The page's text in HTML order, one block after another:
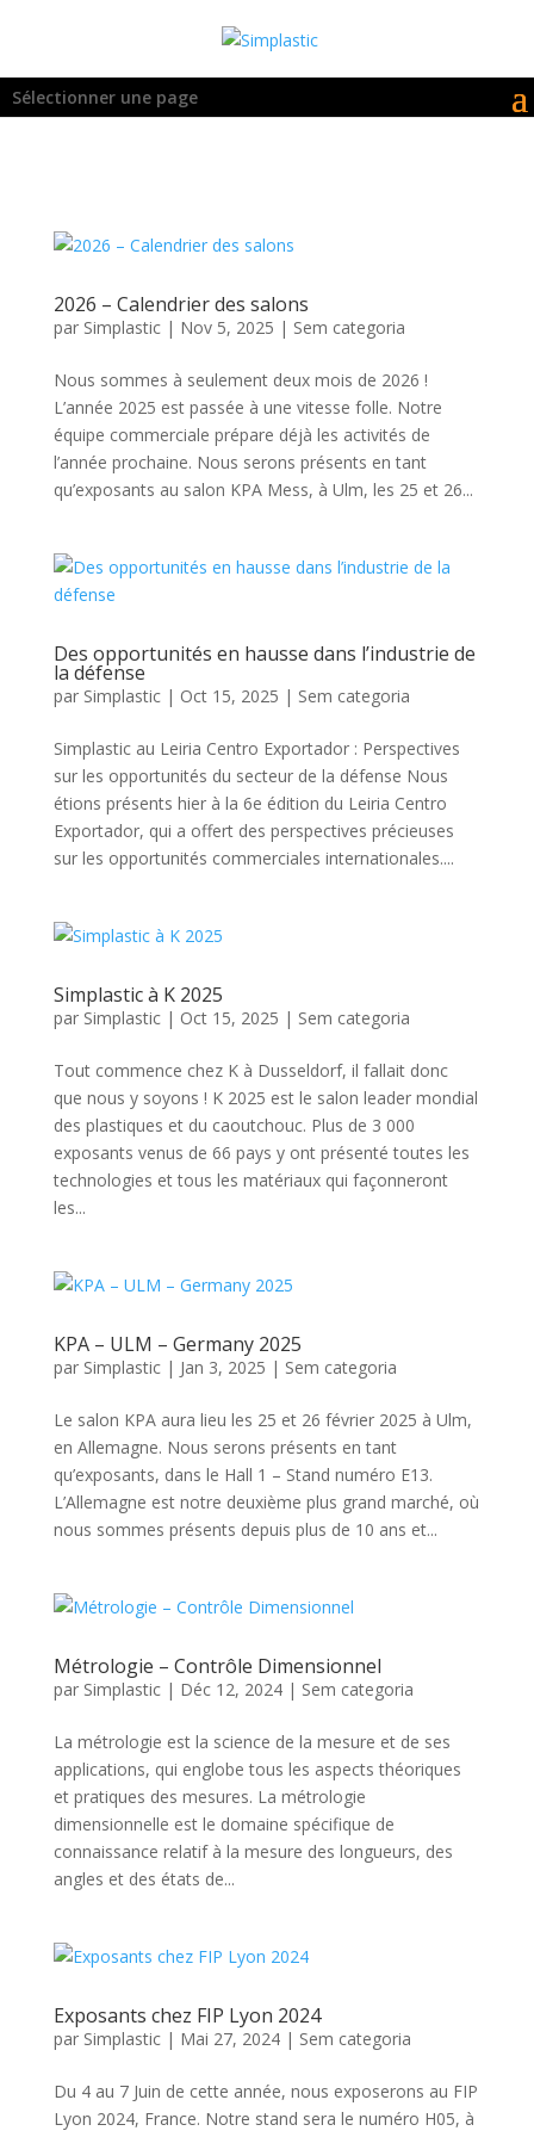
Sélectionner une page
2026 – Calendrier des salons
par Simplastic| Nov 5, 2025 | Sem categoria
Nous sommes à seulement deux mois de 2026 !
L’année 2025 est passée à une vitesse folle. Notre
équipe commerciale prépare déjà les activités de
l’année prochaine. Nous serons présents en tant
qu’exposants au salon KPA Mess, à Ulm, les 25 et 26...
Des opportunités en hausse dans l’industrie de
la défense
par Simplastic| Oct 15, 2025 | Sem categoria
Simplastic au Leiria Centro Exportador : Perspectives
sur les opportunités du secteur de la défense Nous
étions présents hier à la 6e édition du Leiria Centro
Exportador, qui a offert des perspectives précieuses
sur les opportunités commerciales internationales....
Simplastic à K 2025
par Simplastic| Oct 15, 2025 | Sem categoria
Tout commence chez K à Dusseldorf, il fallait donc
que nous y soyons ! K 2025 est le salon leader mondial
des plastiques et du caoutchouc. Plus de 3 000
exposants venus de 66 pays y ont présenté toutes les
technologies et tous les matériaux qui façonneront
les...
KPA – ULM – Germany 2025
par Simplastic| Jan 3, 2025 | Sem categoria
Le salon KPA aura lieu les 25 et 26 février 2025 à Ulm,
en Allemagne. Nous serons présents en tant
qu’exposants, dans le Hall 1 – Stand numéro E13.
L’Allemagne est notre deuxième plus grand marché, où
nous sommes présents depuis plus de 10 ans et...
Métrologie – Contrôle Dimensionnel
par Simplastic| Déc 12, 2024| Sem categoria
La métrologie est la science de la mesure et de ses
applications, qui englobe tous les aspects théoriques
et pratiques des mesures. La métrologie
dimensionnelle est le domaine spécifique de
connaissance relatif à la mesure des longueurs, des
angles et des états de...
Exposants chez FIP Lyon 2024
par Simplastic| Mai 27, 2024| Sem categoria
Du 4 au 7 Juin de cette année, nous exposerons au FIP
Lyon 2024, France. Notre stand sera le numéro H05, à